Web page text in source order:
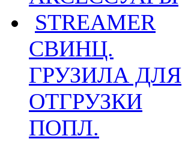
STREAMER
СВИНЦ.
ГРУЗИЛА ДЛЯ
ОТГРУЗКИ
ПОПЛ.